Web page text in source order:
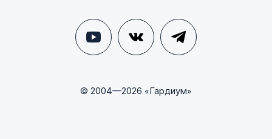
© 2004—2026 «Гардиум»